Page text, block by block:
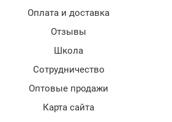
Оплата и доставка
Отзывы
Школа
Сотрудничество
Оптовые продажи
Карта сайта